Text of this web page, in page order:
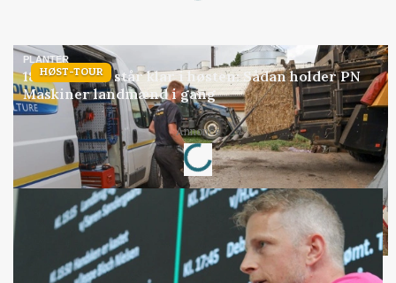
HØST-TOUR
PLANTER
18 montører står klar i høsten: Sådan holder PN
Maskiner landmænd i gang
Annonce
Loading...